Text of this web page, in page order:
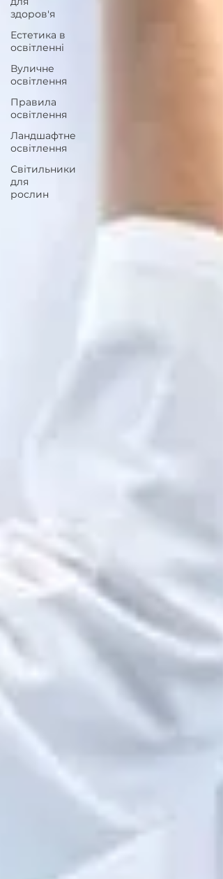
здоров'я
Естетика в
освітленні
Вуличне
освітлення
Правила
освітлення
Ландшафтне
освітлення
Світильники
для
рослин